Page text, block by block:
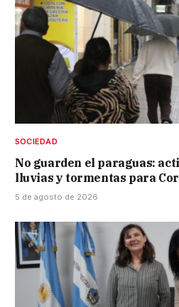
SOCIEDAD
No guarden el paraguas:
lluvias y tormentas para
5 de agosto de 2026